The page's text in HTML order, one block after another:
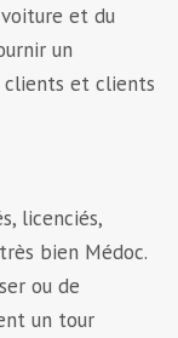
voiture et du
un
clients et clients
licenciés,
bien Médoc.
ou de
un tour